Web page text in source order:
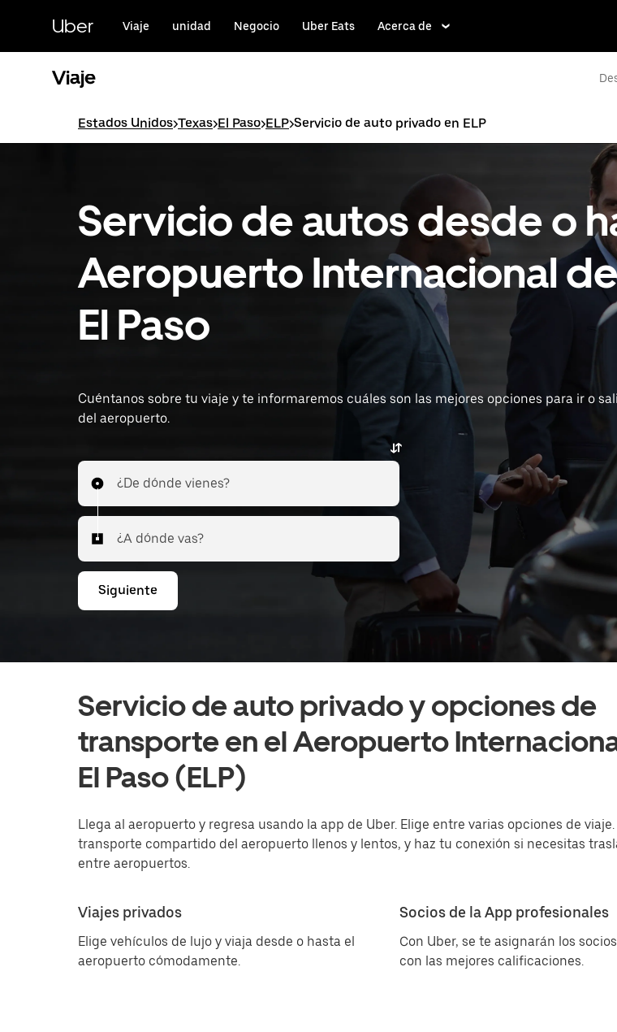
contenido
principal
Uber Viaje unidad Negocio Uber Eats Acerca de
Viaje
Estados Unidos>Texas>El Paso>ELP>Servicio de auto privado en ELP
Servicio de autos desde o
Aeropuerto Internacional
El Paso
Cuéntanos sobre tu viaje y te informaremos cuáles son las mejores opciones para ir o
del aeropuerto.
¿De dónde vienes?
¿A dónde vas?
Siguiente
Servicio de auto privado y opciones de
transporte en el Aeropuerto
El Paso (ELP)
Llega al aeropuerto y regresa usando la app de Uber. Elige entre varias opciones de viaje.
transporte compartido del aeropuerto llenos y lentos, y haz tu conexión si necesitas
entre aeropuertos.
Viajes privados
Elige vehículos de lujo y viaja desde o hasta el
aeropuerto cómodamente.
Socios de la App profesionales
Con Uber, se te asignarán los
con las mejores calificaciones.